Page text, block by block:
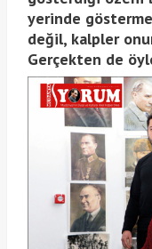
yerinde
değil, kalpler
Gerçekten de